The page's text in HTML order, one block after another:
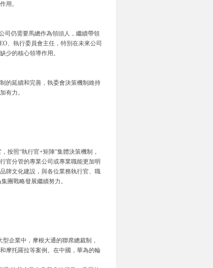
用。
司仍需要馬總作為領頭人，繼續帶領
、執行委員會主任，特別在未來公司
少的核心領導作用。
的延續和完善，執委會決策機制維持
有力。
按照“執行官+矩陣”集體決策機制，
官分管的專業公司或專業職能更加明
牌文化建設，與各位業務執行官、職
團戰略發展繼續努力。
企業中，摩根大通的聯席總裁制，
摩托羅拉等案例。在中國，華為的輪